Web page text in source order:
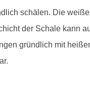
schälen. Die
der Schale kann
gründlich mit